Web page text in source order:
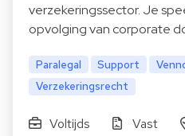
verzekeringssector. Je
opvolging van corporate
Paralegal Support
Verzekeringsrecht
Voltijds Vast